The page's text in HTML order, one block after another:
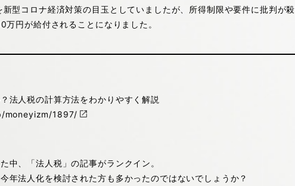
型コロナ経済対策の目玉としていましたが、所得制限や要件に批判が殺
円が給付されることになりました。
法人税の計算方法をわかりやすく解説
moneyizm/1897/
中、「法人税」の記事がランクイン。
年法人化を検討された方も多かったのではないでしょうか？